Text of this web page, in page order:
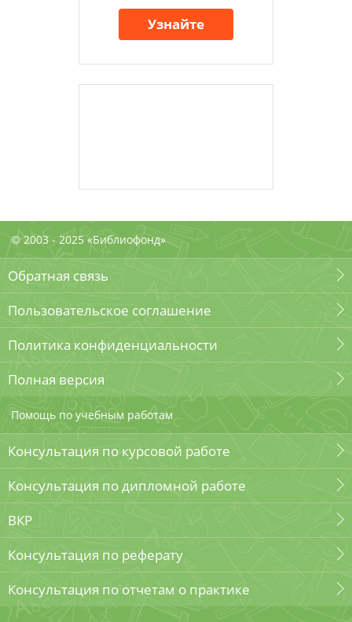
Узнайте
© 2003 - 2025 «Библиофонд»
Обратная связь
Пользовательское соглашение
Политика конфиденциальности
Полная версия
Помощь по учебным работам
Консультация по курсовой работе
Консультация по дипломной работе
ВКР
Консультация по реферату
Консультация по отчетам о практике